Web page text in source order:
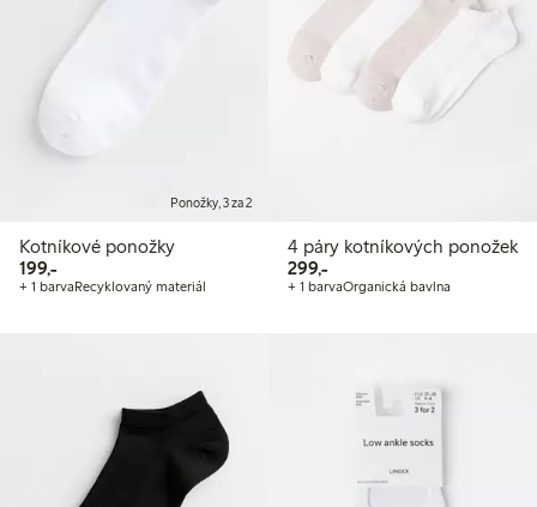
Ponožky, 3 za 2
Kotníkové ponožky
199,-199,00 Kč
+ 1 barvaRecyklovaný materiál
4 páry kotníkových ponožek
299,-299,00 Kč
+ 1 barvaOrganická bavlna